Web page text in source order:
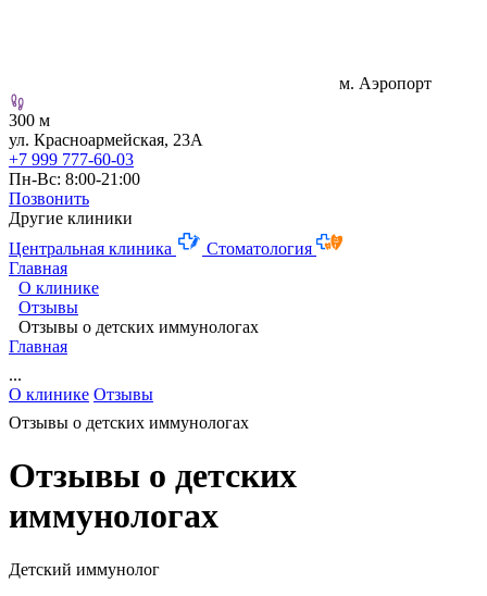
м. Аэропорт
300 м
ул. Красноармейская, 23А
+7 999 777-60-03
Пн-Вс: 8:00-21:00
Позвонить
Другие клиники
Центральная клиника
Стоматология
Главная
О клинике
Отзывы
Отзывы о детских иммунологах
Главная
...
О клинике Отзывы
Отзывы о детских иммунологах
Отзывы о детских
иммунологах
Детский иммунолог